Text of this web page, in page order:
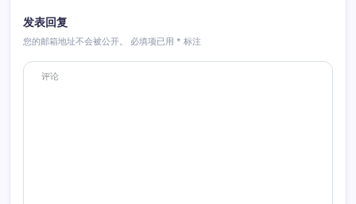
发表回复
您的邮箱地址不会被公开。 必填项已用 * 标注